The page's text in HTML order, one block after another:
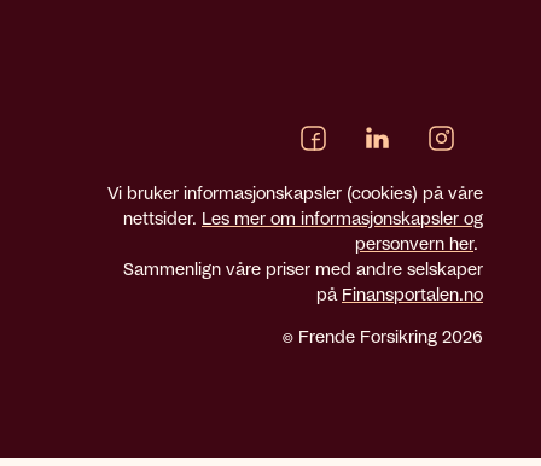
Vi bruker informasjonskapsler (cookies) på våre
nettsider. Les mer om informasjonskapsler og
personvern her.
Sammenlign våre priser med andre selskaper
på Finansportalen.no
© Frende Forsikring 2026